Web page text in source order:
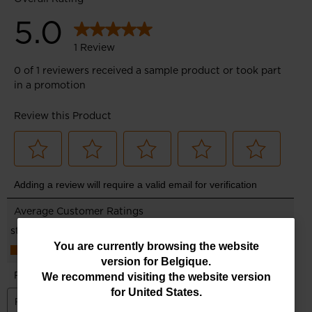
You
are
You are currently browsing the website
version for Belgique.
We recommend visiting the website version
for United States.